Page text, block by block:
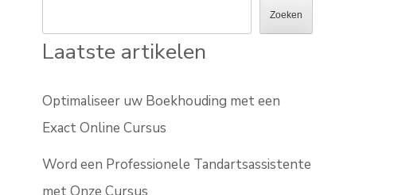
Zoeken
Laatste artikelen
Optimaliseer uw Boekhouding met een
Exact Online Cursus
Word een Professionele Tandartsassistente